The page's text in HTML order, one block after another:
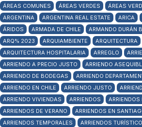
ÁREAS COMUNES
ÁREAS VERDES
ÁREAS
ARGENTINA
ARGENTINA REAL ESTATE ARICA
ÁRIDOS
ARMADA DE CHILE ARMANDO DURÁN
ARQ% 2023
ARQUIAMBIENTE
ARQUITECTURA
ARQUITECTURA HOSPITALARIA
ARREGLO
ARRIENDO A PRECIO JUSTO
ARRIENDO
ARRIENDO DE BODEGAS
ARRIENDO
ARRIENDO EN CHILE
ARRIENDO JUSTO
ARRIENDO VIVIENDAS
ARRIENDOS
ARRIENDOS
ARRIENDOS DE VERANO
ARRIENDOS EN
ARRIENDOS TEMPORALES
ARRIENDOS